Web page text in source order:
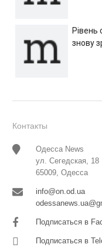
Рівень
знову
Контакты
Одесса News
ул. Сегедская, 18
65009, Одесса
info@on.od.ua
Подписаться в
Подписаться в